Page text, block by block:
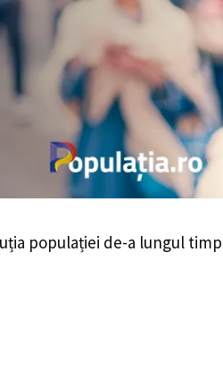
populației de-a lungul